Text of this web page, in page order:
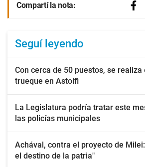
Compartí la nota:
Seguí leyendo
Con cerca de 50 puestos, se
trueque en Astolfi
La Legislatura podría tratar este
las policías municipales
Achával, contra el proyecto de
el destino de la patria"